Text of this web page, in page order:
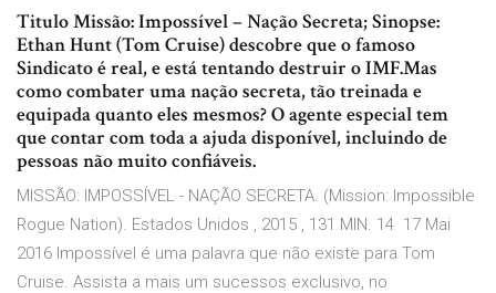
Titulo Missão: Impossível – Nação Secreta; Sinopse:
Ethan Hunt (Tom Cruise) descobre que o famoso
Sindicato é real, e está tentando destruir o IMF.Mas
como combater uma nação secreta, tão treinada e
equipada quanto eles mesmos? O agente especial tem
que contar com toda a ajuda disponível, incluindo de
pessoas não muito confiáveis.
MISSÃO: IMPOSSÍVEL - NAÇÃO SECRETA. (Mission: Impossible
Rogue Nation). Estados Unidos , 2015 , 131 MIN. 14 17 Mai
2016 Impossível é uma palavra que não existe para Tom
Cruise. Assista a mais um sucessos exclusivo, no